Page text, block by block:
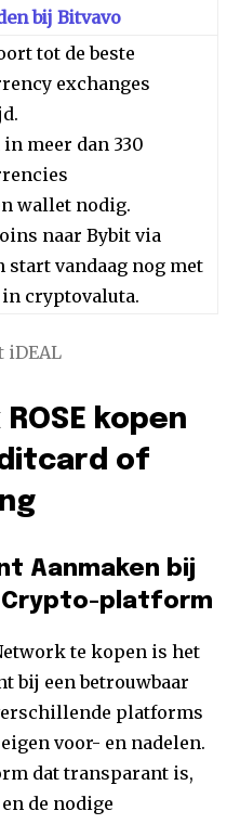
bij Bitvavo
tot de beste
exchanges
meer dan 330
wallet nodig.
naar Bybit via
start vandaag nog met
cryptovaluta.
iDEAL
kopen
of
Aanmaken bij
Crypto-platform
te kopen is het
bij een betrouwbaar
platforms
voor- en nadelen.
dat transparant is,
de nodige